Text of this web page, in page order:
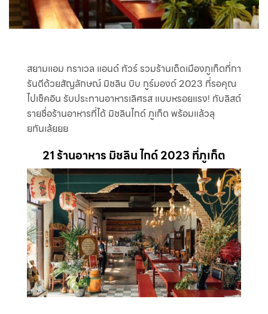
สยามแอม ทราเวล แอนด์ ทัวร์ รวมร้านเด็ดเมืองภูเก็ตที่กา
รันตีด้วยสัญลักษณ์ มิชลิน บิบ กูร์มองด์ 2023 ที่รอคุณ
ไปเช็คอิน รับประทานอาหารเลิศรส แบบหรอยแรง! กับลิสต์
รายชื่อร้านอาหารที่ได้ มิชลินไกด์ ภูเก็ต พร้อมแล้วลุ
ยกันเล้ยยย
21 ร้านอาหาร มิชลิน ไกด์ 2023 ที่ภูเก็ต